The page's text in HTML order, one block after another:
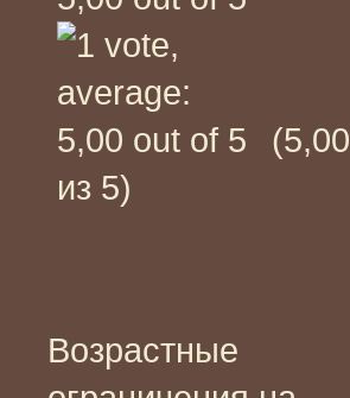
(5,00
из 5)
Возрастные